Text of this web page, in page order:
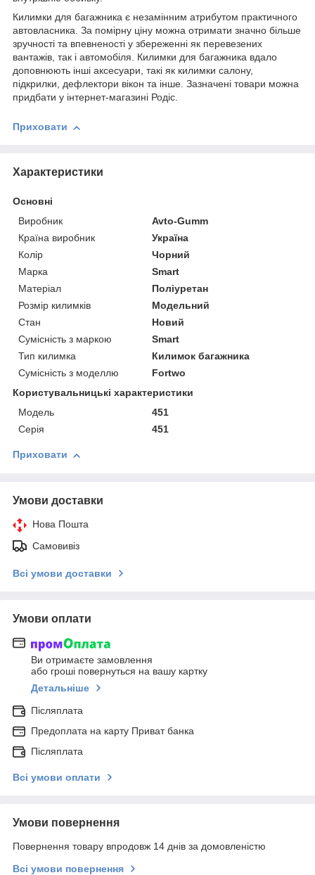
Килимки для багажника є незамінним атрибутом практичного
автовласника. За помірну ціну можна отримати значно більше
зручності та впевненості у збереженні як перевезених
вантажів, так і автомобіля. Килимки для багажника вдало
доповнюють інші аксесуари, такі як килимки салону,
підкрилки, дефлектори вікон та інше. Зазначені товари можна
придбати у інтернет-магазині Родіс.
Приховати
Характеристики
Основні
Виробник
Avto-Gumm
Країна виробник
Україна
Колір
Чорний
Марка
Smart
Матеріал
Поліуретан
Розмір килимків
Модельний
Стан
Новий
Сумісність з маркою
Smart
Тип килимка
Килимок багажника
Сумісність з моделлю
Fortwo
Користувальницькі характеристики
Мoдель
451
Серія
451
Приховати
Умови доставки
Нова Пошта
Самовивіз
Всі умови доставки
Умови оплати
Ви отримаєте замовлення
або гроші повернуться на вашу картку
Детальніше
Післяплата
Предоплата на карту Приват банка
Післяплата
Всі умови оплати
Умови повернення
Повернення товару впродовж 14 днів за домовленістю
Всі умови повернення